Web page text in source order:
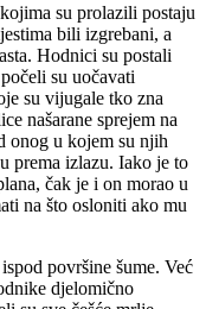
su prolazili postaju
bili izgrebani, a
Hodnici su postali
su uočavati
su vijugale tko zna
našarane sprejem na
onog u kojem su njih
prema izlazu. Iako je to
čak je i on morao u
na što osloniti ako mu
površine šume. Već
djelomično